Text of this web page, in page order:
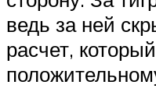
ведь за ней
расчет,